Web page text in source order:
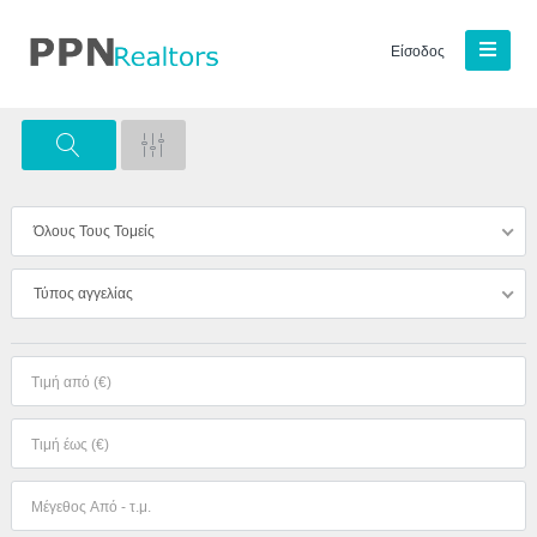
Είσοδος
Όλους Τους Τομείς
Τύπος αγγελίας